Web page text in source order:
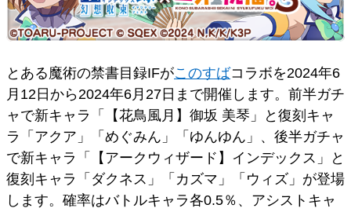
とある魔術の禁書目録IFがこのすばコラボを2024年6
月12日から2024年6月27日まで開催します。前半ガチ
ャで新キャラ「【花鳥風月】御坂 美琴」と復刻キャ
ラ「アクア」「めぐみん」「ゆんゆん」、後半ガチャ
で新キャラ「【アークウィザード】インデックス」と
復刻キャラ「ダクネス」「カズマ」「ウィズ」が登場
します。確率はバトルキャラ各0.5％、アシストキャ